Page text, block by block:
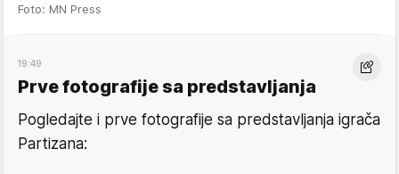
Foto: MN Press
19:49
Prve fotografije sa predstavljanja
Pogledajte i prve fotografije sa predstavljanja igrača
Partizana: